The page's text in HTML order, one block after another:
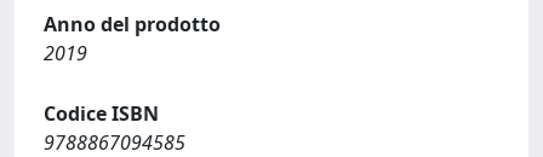
Anno del prodotto
2019
Codice ISBN
9788867094585